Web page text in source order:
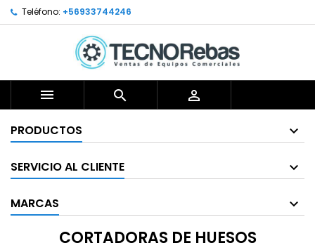
Teléfono: +56933744246
  
PRODUCTOS
SERVICIO AL CLIENTE
MARCAS
CORTADORAS DE HUESOS